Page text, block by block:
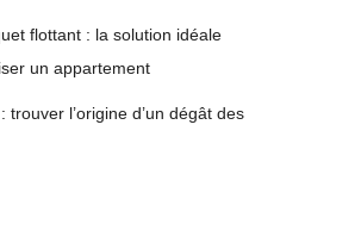
flottant : la solution idéale
un appartement
trouver l’origine d’un dégât des